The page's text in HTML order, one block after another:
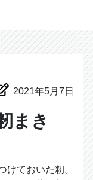
2021年5月7日
まき
けておいた籾。